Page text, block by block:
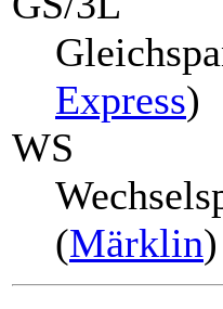
Express)
WS
(Märklin)